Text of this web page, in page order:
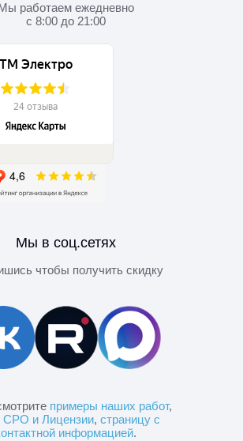
работаемежедневно
с 8:00 до 21:00
Мы в соц.сетях
чтобы получить скидку
примеры наших работ,
СРО и Лицензии,страницу с
информацией.